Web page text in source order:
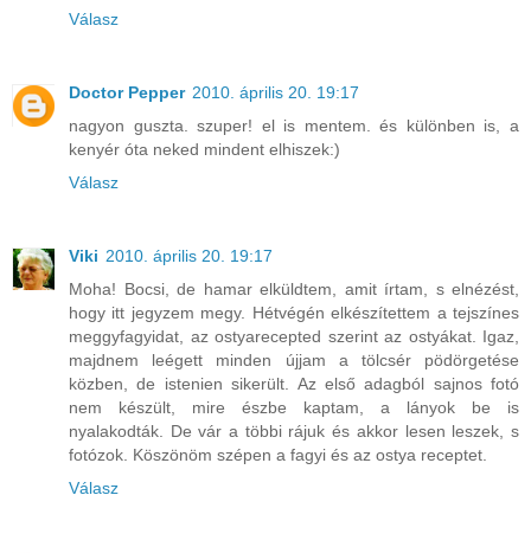
Válasz
Doctor Pepper 2010. április 20. 19:17
nagyon guszta. szuper! el is mentem. és különben is, a
kenyér óta neked mindent elhiszek:)
Válasz
Viki 2010. április 20. 19:17
Moha! Bocsi, de hamar elküldtem, amit írtam, s elnézést,
hogy itt jegyzem megy. Hétvégén elkészítettem a tejszínes
meggyfagyidat, az ostyarecepted szerint az ostyákat. Igaz,
majdnem leégett minden újjam a tölcsér pödörgetése
közben, de istenien sikerült. Az első adagból sajnos fotó
nem készült, mire észbe kaptam, a lányok be is
nyalakodták. De vár a többi rájuk és akkor lesen leszek, s
fotózok. Köszönöm szépen a fagyi és az ostya receptet.
Válasz